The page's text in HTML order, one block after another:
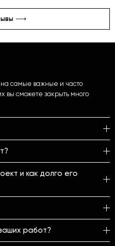
самые важные и часто
вы сможете закрыть много
и как долго его
работ?